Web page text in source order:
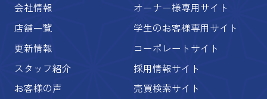
会社情報
店舗一覧
更新情報
スタッフ紹介
お客様の声
オーナー様専用サイト
学生のお客様専用サイト
コーポレートサイト
採用情報サイト
売買検索サイト